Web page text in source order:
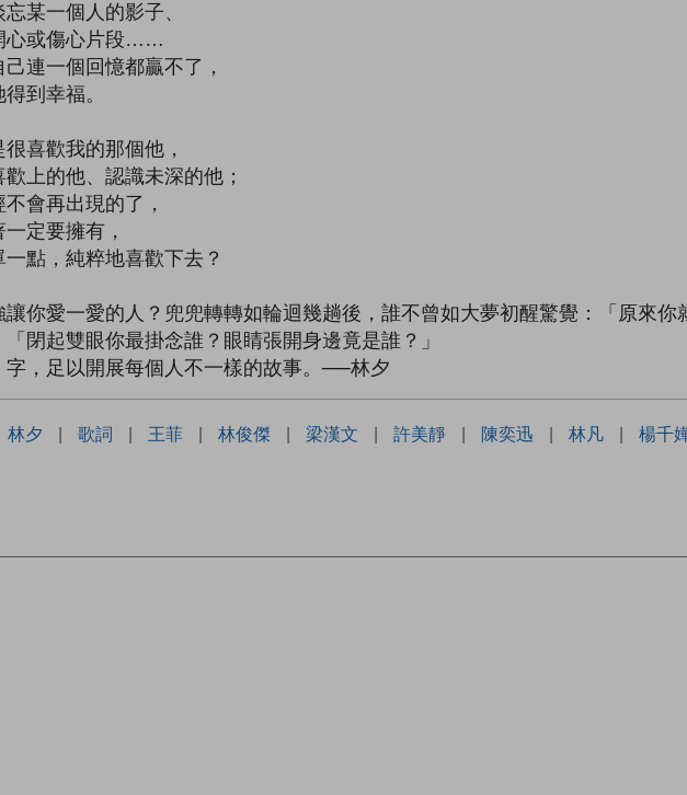
某一個人的影子、
心或傷心片段……
連一個回憶都贏不了，
到幸福。
喜歡我的那個他，
上的他、認識未深的他；
會再出現的了，
定要擁有，
點，純粹地喜歡下去？
你愛一愛的人？兜兜轉轉如輪迴幾趟後，誰不曾如大夢初醒驚覺：「原來
閉起雙眼你最掛念誰？眼睛張開身邊竟是誰？」
字，足以開展每個人不一樣的故事。──林夕
林夕 | 歌詞 | 王菲 | 林俊傑 | 梁漢文 | 許美靜 | 陳奕迅 | 林凡 | 楊千